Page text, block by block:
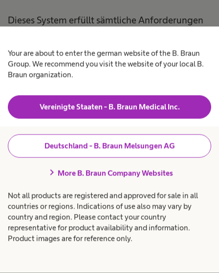
Your are about to enter the german website of the B. Braun
Group. We recommend you visit the website of your local B.
Braun organization.
Vereinigte Staaten - B. Braun Medical Inc.
Deutschland - B. Braun Melsungen AG
chevron_right More B. Braun Company Websites
Not all products are registered and approved for sale in all
countries or regions. Indications of use also may vary by
country and region. Please contact your country
representative for product availability and information.
Product images are for reference only.
Dieses System erfüllt sämtliche Anforderungen
Patientensicherheit.